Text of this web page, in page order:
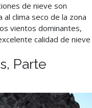
de nieve son
clima seco de la zona
vientos dominantes,
calidad de nieve
Parte